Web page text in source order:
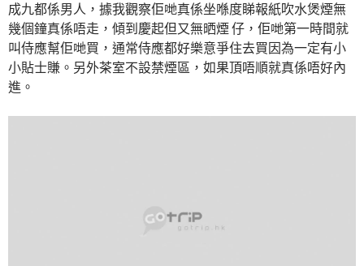
成九都係男人，據我觀察佢哋真係坐喺度睇報紙吹水煲煙無
幾個鐘真係唔走，傾到慶起但又無晒煙 仔，佢哋第一時間就
叫侍應幫佢哋買，通常侍應都好樂意爭住去買因為一定有小
小貼士賺。另外茶室不設禁煙區，如果頂唔順就真係唔好內
進。